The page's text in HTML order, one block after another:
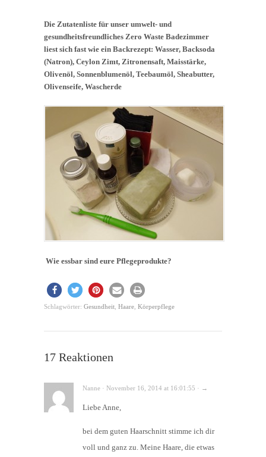
Die Zutatenliste für unser umwelt- und
gesundheitsfreundliches Zero Waste Badezimmer
liest sich fast wie ein Backrezept: Wasser, Backsoda
(Natron), Ceylon Zimt, Zitronensaft, Maisstärke,
Olivenöl, Sonnenblumenöl, Teebaumöl, Sheabutter,
Olivenseife, Wascherde
Wie essbar sind eure Pflegeprodukte?
Schlagwörter: Gesundheit Haare Körperpflege
17 Reaktionen
Nanne · November 16, 2014 at 16:01:55 · →
Liebe Anne,
bei dem guten Haarschnitt stimme ich dir
voll und ganz zu. Meine Haare, die etwas